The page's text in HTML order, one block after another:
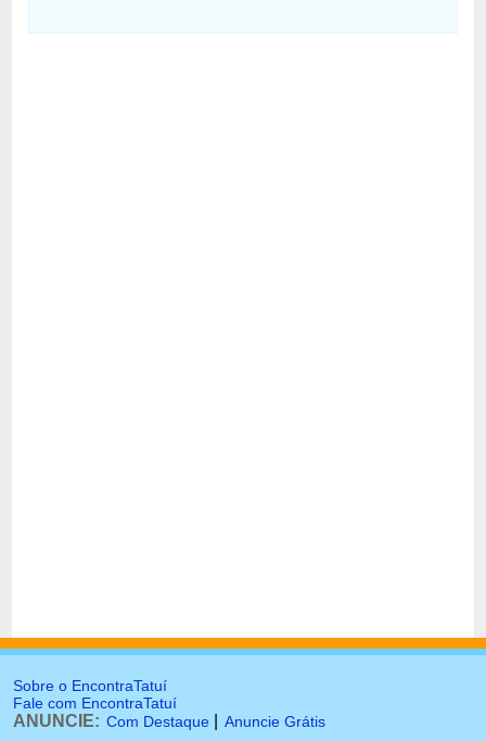
Sobre o EncontraTatuí
Fale com EncontraTatuí
ANUNCIE: Com Destaque Anuncie Grátis